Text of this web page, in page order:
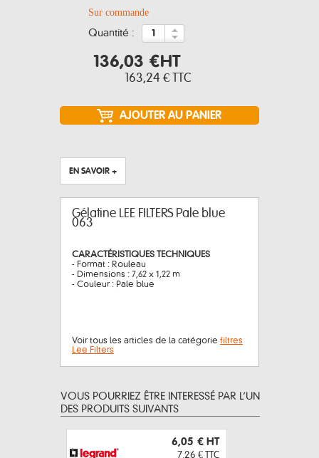
Sur commande
quantité :
136,03 €HT
163,24 € TTC
EN SAVOIR +
Gélatine LEE FILTERS Pale blue
063
CARACTÉRISTIQUES TECHNIQUES
- Format : Rouleau
- Dimensions : 7,62 x 1,22 m
- Couleur : Pale blue
Voir tous les articles de la catégorie filtres
Lee Filters
VOUS POURRIEZ ÊTRE INTERESSÉ PAR L’UN
DES PRODUITS SUIVANTS
6,05 € HT
7,26 € TTC